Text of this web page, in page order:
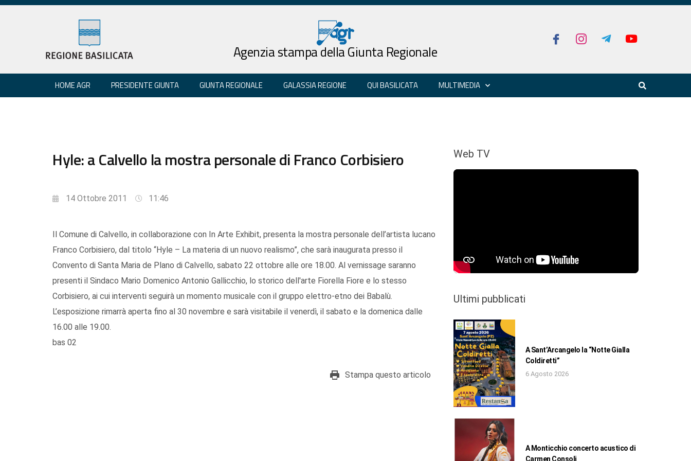
Agenzia stampa della Giunta Regionale
HOME AGR PRESIDENTE GIUNTA GIUNTA REGIONALE GALASSIA REGIONE QUI BASILICATA MULTIMEDIA
Hyle: a Calvello la mostra personale di Franco Corbisiero
14 Ottobre 2011 11:46
Il Comune di Calvello, in collaborazione con In Arte Exhibit, presenta la mostra personale dell’artista lucano
Franco Corbisiero, dal titolo “Hyle – La materia di un nuovo realismo”, che sarà inaugurata presso il
Convento di Santa Maria de Plano di Calvello, sabato 22 ottobre alle ore 18.00. Al vernissage saranno
presenti il Sindaco Mario Domenico Antonio Gallicchio, lo storico dell'arte Fiorella Fiore e lo stesso
Corbisiero, ai cui interventi seguirà un momento musicale con il gruppo elettro-etno dei Babalù.
L’esposizione rimarrà aperta fino al 30 novembre e sarà visitabile il venerdì, il sabato e la domenica dalle
16.00 alle 19.00.
bas 02
Stampa questo articolo
Web TV
Ultimi pubblicati
A Sant’Arcangelo la “Notte Gialla
Coldiretti”
6 Agosto 2026
A Monticchio concerto acustico di
Carmen Consoli